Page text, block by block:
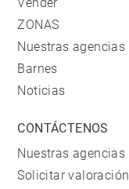
ZONAS
Nuestras agencias
Barnes
Noticias
CONTÁCTENOS
Nuestras agencias
Solicitar valoración